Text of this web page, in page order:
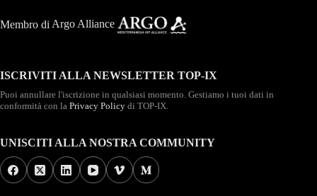
Membro di Argo Alliance
ISCRIVITI ALLA NEWSLETTER TOP-IX
Puoi annullare l'iscrizione in qualsiasi momento. Gestiamo i tuoi dati in
conformità con la Privacy Policy di TOP-IX.
UNISCITI ALLA NOSTRA COMMUNITY